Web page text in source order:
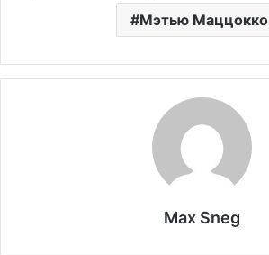
Мэтью Маццокко
Max Sneg